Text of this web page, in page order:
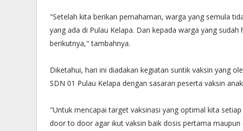
"Setelah kita berikan pemahaman, warga yang semula
yang ada di Pulau Kelapa. Dan kepada warga yang
berikutnya," tambahnya.
Diketahui, hari ini diadakan kegiatan suntik vaksin yang
SDN 01 Pulau Kelapa dengan sasaran peserta vaksin
"Untuk mencapai target vaksinasi yang optimal kita
door to door agar ikut vaksin baik dosis pertama maupun